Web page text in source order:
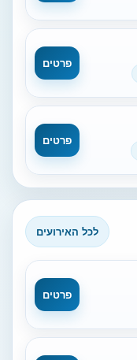
פרטים
פרטים
לכל האירועים
פרטים